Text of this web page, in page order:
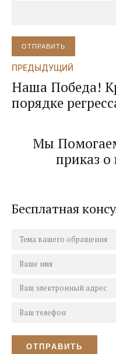
ОТПРАВИТЬ
ПРЕДЫДУЩИЙ
Наша Победа!
порядке
превышающую
возмещения!
компанией
Мы
приказ о
Бесплатная